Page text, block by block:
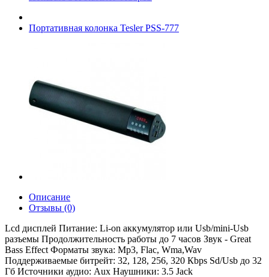
Портативная колонка Tesler PSS-777
Описание
Отзывы (0)
Lcd дисплей Питание: Li-on аккумулятор или Usb/mini-Usb
разъемы Продолжительность работы до 7 часов Звук - Great
Bass Effect Форматы звука: Mp3, Flac, Wma,Wav
Поддерживаемые битрейт: 32, 128, 256, 320 Кbps Sd/Usb до 32
Гб Источники аудио: Aux Наушники: 3.5 Jack